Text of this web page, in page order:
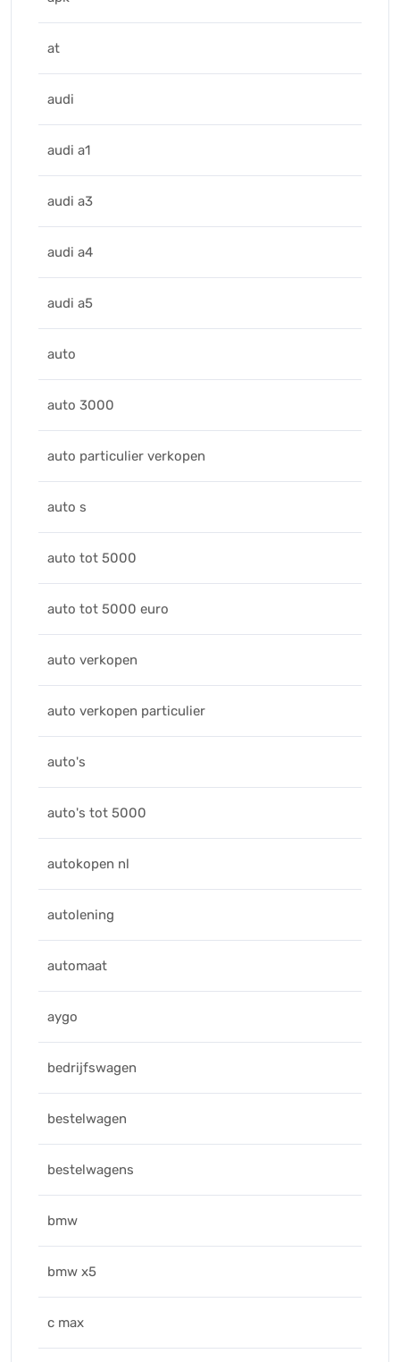
at
audi
audi a1
audi a3
audi a4
audi a5
auto
auto 3000
auto particulier verkopen
auto s
auto tot 5000
auto tot 5000 euro
auto verkopen
auto verkopen particulier
auto's
auto's tot 5000
autokopen nl
autolening
automaat
aygo
bedrijfswagen
bestelwagen
bestelwagens
bmw
bmw x5
c max